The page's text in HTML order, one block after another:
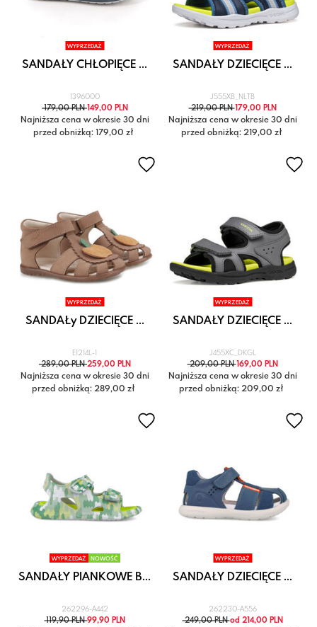
WYPRZEDAŻ
SANDAŁY CHŁOPIĘCE ...
1396000
179,00 PLN149,00 PLN
Najniższa cena w okresie 30 dni
przed obniżką: 179,00 zł
WYPRZEDAŻ
SANDAŁY DZIECIĘCE ...
J555XB_NLTB
219,00 PLN179,00 PLN
Najniższa cena w okresie 30 dni
przed obniżką: 219,00 zł
WYPRZEDAŻ
SANDAŁy DZIECIĘCE ...
E1214L-1
289,00 PLN259,00 PLN
Najniższa cena w okresie 30 dni
przed obniżką: 289,00 zł
WYPRZEDAŻ
SANDAŁY DZIECIĘCE ...
J455XC_DKGL
209,00 PLN169,00 PLN
Najniższa cena w okresie 30 dni
przed obniżką: 209,00 zł
WYPRZEDAŻ NOWOŚĆ
SANDAŁY PIANKOWE B...
262296-A442
119,90 PLN99,90 PLN
WYPRZEDAŻ
SANDAŁY DZIECIĘCE ...
262230-A556
249,00 PLNod 214,00 PLN